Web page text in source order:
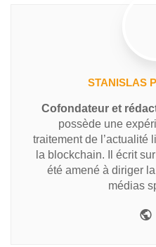
STANISLAS
Cofondateur et
possède une
traitement de l’actualité
la blockchain. Il écrit
été amené à diriger
médias